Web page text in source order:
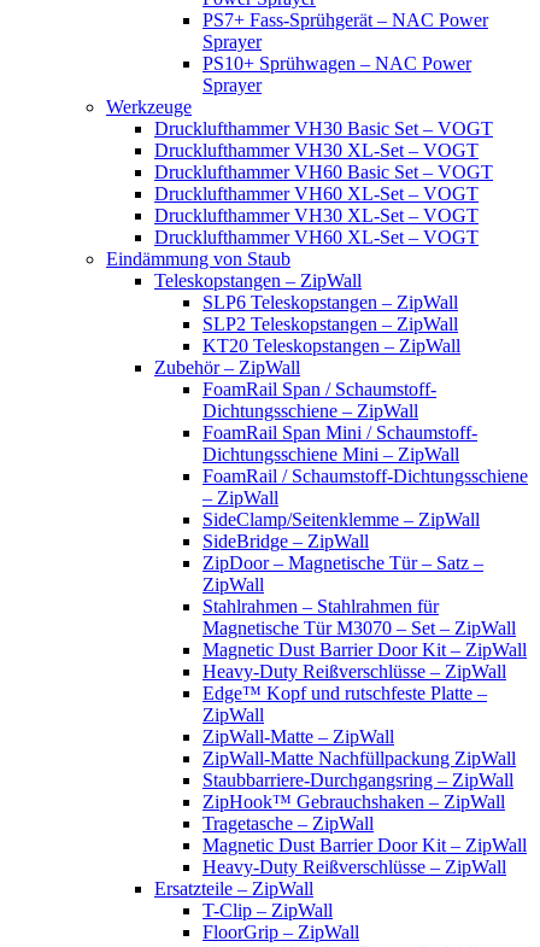
PS7+ Fass-Sprühgerät – NAC Power
Sprayer
PS10+ Sprühwagen – NAC Power
Sprayer
Werkzeuge
Drucklufthammer VH30 Basic Set – VOGT
Drucklufthammer VH30 XL-Set – VOGT
Drucklufthammer VH60 Basic Set – VOGT
Drucklufthammer VH60 XL-Set – VOGT
Drucklufthammer VH30 XL-Set – VOGT
Drucklufthammer VH60 XL-Set – VOGT
Eindämmung von Staub
Teleskopstangen – ZipWall
SLP6 Teleskopstangen – ZipWall
SLP2 Teleskopstangen – ZipWall
KT20 Teleskopstangen – ZipWall
Zubehör – ZipWall
FoamRail Span / Schaumstoff-
Dichtungsschiene – ZipWall
FoamRail Span Mini / Schaumstoff-
Dichtungsschiene Mini – ZipWall
FoamRail / Schaumstoff-Dichtungsschiene
– ZipWall
SideClamp/Seitenklemme – ZipWall
SideBridge – ZipWall
ZipDoor – Magnetische Tür – Satz –
ZipWall
Stahlrahmen – Stahlrahmen für
Magnetische Tür M3070 – Set – ZipWall
Magnetic Dust Barrier Door Kit – ZipWall
Heavy-Duty Reißverschlüsse – ZipWall
Edge™ Kopf und rutschfeste Platte –
ZipWall
ZipWall-Matte – ZipWall
ZipWall-Matte Nachfüllpackung ZipWall
Staubbarriere-Durchgangsring – ZipWall
ZipHook™ Gebrauchshaken – ZipWall
Tragetasche – ZipWall
Magnetic Dust Barrier Door Kit – ZipWall
Heavy-Duty Reißverschlüsse – ZipWall
Ersatzteile – ZipWall
T-Clip – ZipWall
FloorGrip – ZipWall